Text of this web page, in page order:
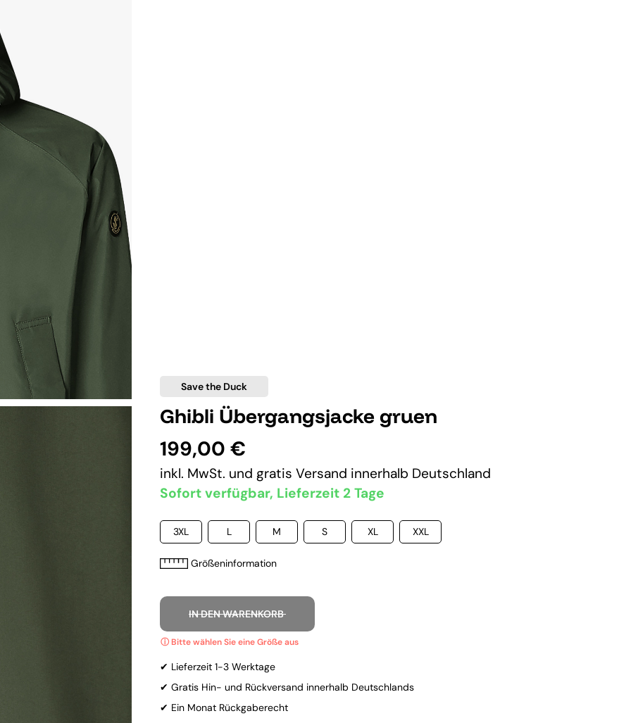
Save the Duck
Ghibli Übergangsjacke gruen
199,00 €
inkl. MwSt. und gratis Versand innerhalb Deutschland
Sofort verfügbar, Lieferzeit 2 Tage
3XL L M S XL XXL
Größeninformation
IN DEN WARENKORB
✔ Lieferzeit 1-3 Werktage
✔ Gratis Hin- und Rückversand innerhalb Deutschlands
✔ Ein Monat Rückgaberecht